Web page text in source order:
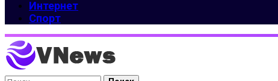
Интернет
Спорт